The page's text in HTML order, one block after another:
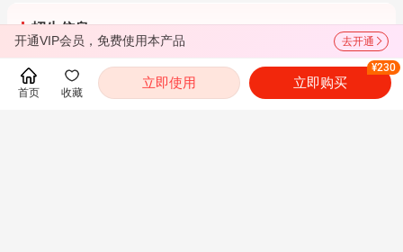
招生信息
招生简章 专业目录 参考书目
开通VIP会员，免费使用本产品 去开通
首页 收藏
立即使用 立即购买
¥230